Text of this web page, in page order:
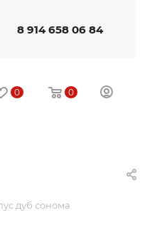
8 914 658 06 84
0 0
дуб сонома